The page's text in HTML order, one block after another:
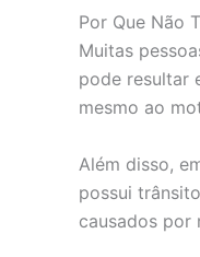
Por Que Não
Muitas
pode resultar
mesmo ao
Além disso,
possui
causados por